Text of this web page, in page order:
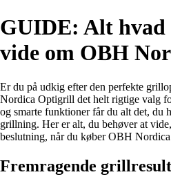
GUIDE: Alt hvad
vide om OBH
Er du på udkig efter den perfekte
Nordica Optigrill det helt rigtige valg
og smarte funktioner får du alt det, du
grillning. Her er alt, du behøver at
beslutning, når du køber OBH
Fremragende